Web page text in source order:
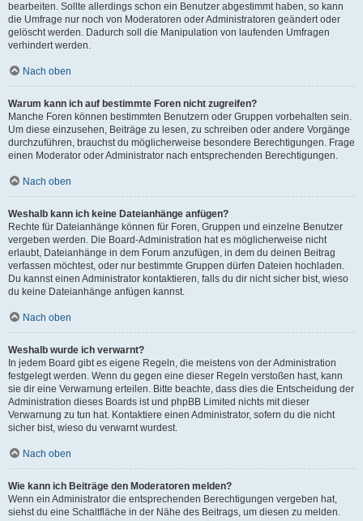
bearbeiten. Sollte allerdings schon ein Benutzer abgestimmt haben, so kann
die Umfrage nur noch von Moderatoren oder Administratoren geändert oder
gelöscht werden. Dadurch soll die Manipulation von laufenden Umfragen
verhindert werden.
Nach oben
Warum kann ich auf bestimmte Foren nicht zugreifen?
Manche Foren können bestimmten Benutzern oder Gruppen vorbehalten sein.
Um diese einzusehen, Beiträge zu lesen, zu schreiben oder andere Vorgänge
durchzuführen, brauchst du möglicherweise besondere Berechtigungen. Frage
einen Moderator oder Administrator nach entsprechenden Berechtigungen.
Nach oben
Weshalb kann ich keine Dateianhänge anfügen?
Rechte für Dateianhänge können für Foren, Gruppen und einzelne Benutzer
vergeben werden. Die Board-Administration hat es möglicherweise nicht
erlaubt, Dateianhänge in dem Forum anzufügen, in dem du deinen Beitrag
verfassen möchtest, oder nur bestimmte Gruppen dürfen Dateien hochladen.
Du kannst einen Administrator kontaktieren, falls du dir nicht sicher bist, wieso
du keine Dateianhänge anfügen kannst.
Nach oben
Weshalb wurde ich verwarnt?
In jedem Board gibt es eigene Regeln, die meistens von der Administration
festgelegt werden. Wenn du gegen eine dieser Regeln verstoßen hast, kann
sie dir eine Verwarnung erteilen. Bitte beachte, dass dies die Entscheidung der
Administration dieses Boards ist und phpBB Limited nichts mit dieser
Verwarnung zu tun hat. Kontaktiere einen Administrator, sofern du die nicht
sicher bist, wieso du verwarnt wurdest.
Nach oben
Wie kann ich Beiträge den Moderatoren melden?
Wenn ein Administrator die entsprechenden Berechtigungen vergeben hat,
siehst du eine Schaltfläche in der Nähe des Beitrags, um diesen zu melden.